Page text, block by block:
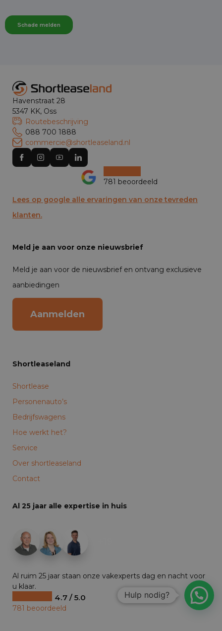
Havenstraat 28
5347 KK, Oss
Routebeschrijving
088 700 1888
commercie@shortleaseland.nl
781 beoordeeld
Lees op google alle ervaringen van onze tevreden
klanten.
Meld je aan voor onze nieuwsbrief
Meld je aan voor de nieuwsbrief en ontvang exclusieve
aanbiedingen
Aanmelden
Shortleaseland
Shortlease
Personenauto’s
Bedrijfswagens
Hoe werkt het?
Service
Over shortleaseland
Contact
Al 25 jaar alle expertise in huis
Al ruim 25 jaar staan onze vakexperts dag en nacht voor
u klaar.
4.7 / 5.0
781 beoordeeld
Hulp nodig?